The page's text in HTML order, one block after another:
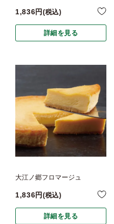
1,836 税込
詳細を見る
大江ノ郷フロマージュ
1,836 税込
詳細を見る